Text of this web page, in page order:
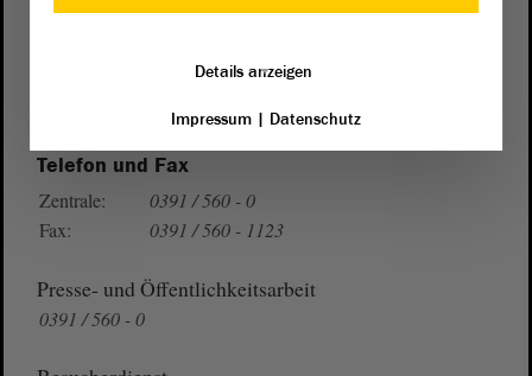
Wegbeschreibung
Telefon und Fax
Zentrale:
0391 / 560 - 0
Fax:
0391 / 560 - 1123
Presse- und Öffentlichkeitsarbeit
0391 / 560 - 0
Details anzeigen
Impressum| Datenschutz